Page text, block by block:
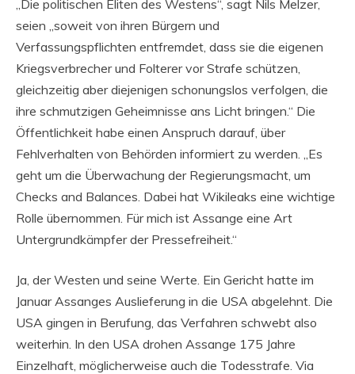
„Die politischen Eliten des Westens“, sagt Nils Melzer,
seien „soweit von ihren Bürgern und
Verfassungspflichten entfremdet, dass sie die eigenen
Kriegsverbrecher und Folterer vor Strafe schützen,
gleichzeitig aber diejenigen schonungslos verfolgen, die
ihre schmutzigen Geheimnisse ans Licht bringen.“ Die
Öffentlichkeit habe einen Anspruch darauf, über
Fehlverhalten von Behörden informiert zu werden. „Es
geht um die Überwachung der Regierungsmacht, um
Checks and Balances. Dabei hat Wikileaks eine wichtige
Rolle übernommen. Für mich ist Assange eine Art
Untergrundkämpfer der Pressefreiheit.“
Ja, der Westen und seine Werte. Ein Gericht hatte im
Januar Assanges Auslieferung in die USA abgelehnt. Die
USA gingen in Berufung, das Verfahren schwebt also
weiterhin. In den USA drohen Assange 175 Jahre
Einzelhaft, möglicherweise auch die Todesstrafe. Via